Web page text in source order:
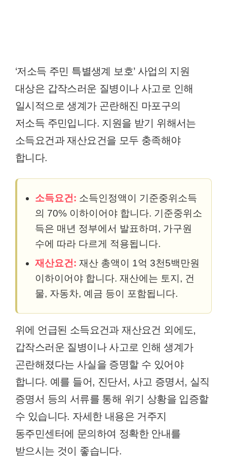
‘저소득 주민 특별생계 보호’ 사업의 지원
대상은 갑작스러운 질병이나 사고로 인해
일시적으로 생계가 곤란해진 마포구의
저소득 주민입니다. 지원을 받기 위해서는
소득요건과 재산요건을 모두 충족해야
합니다.
소득요건: 소득인정액이 기준중위소득
의 70% 이하이어야 합니다. 기준중위소
득은 매년 정부에서 발표하며, 가구원
수에 따라 다르게 적용됩니다.
재산요건: 재산 총액이 1억 3천5백만원
이하이어야 합니다. 재산에는 토지, 건
물, 자동차, 예금 등이 포함됩니다.
위에 언급된 소득요건과 재산요건 외에도,
갑작스러운 질병이나 사고로 인해 생계가
곤란해졌다는 사실을 증명할 수 있어야
합니다. 예를 들어, 진단서, 사고 증명서, 실직
증명서 등의 서류를 통해 위기 상황을 입증할
수 있습니다. 자세한 내용은 거주지
동주민센터에 문의하여 정확한 안내를
받으시는 것이 좋습니다.